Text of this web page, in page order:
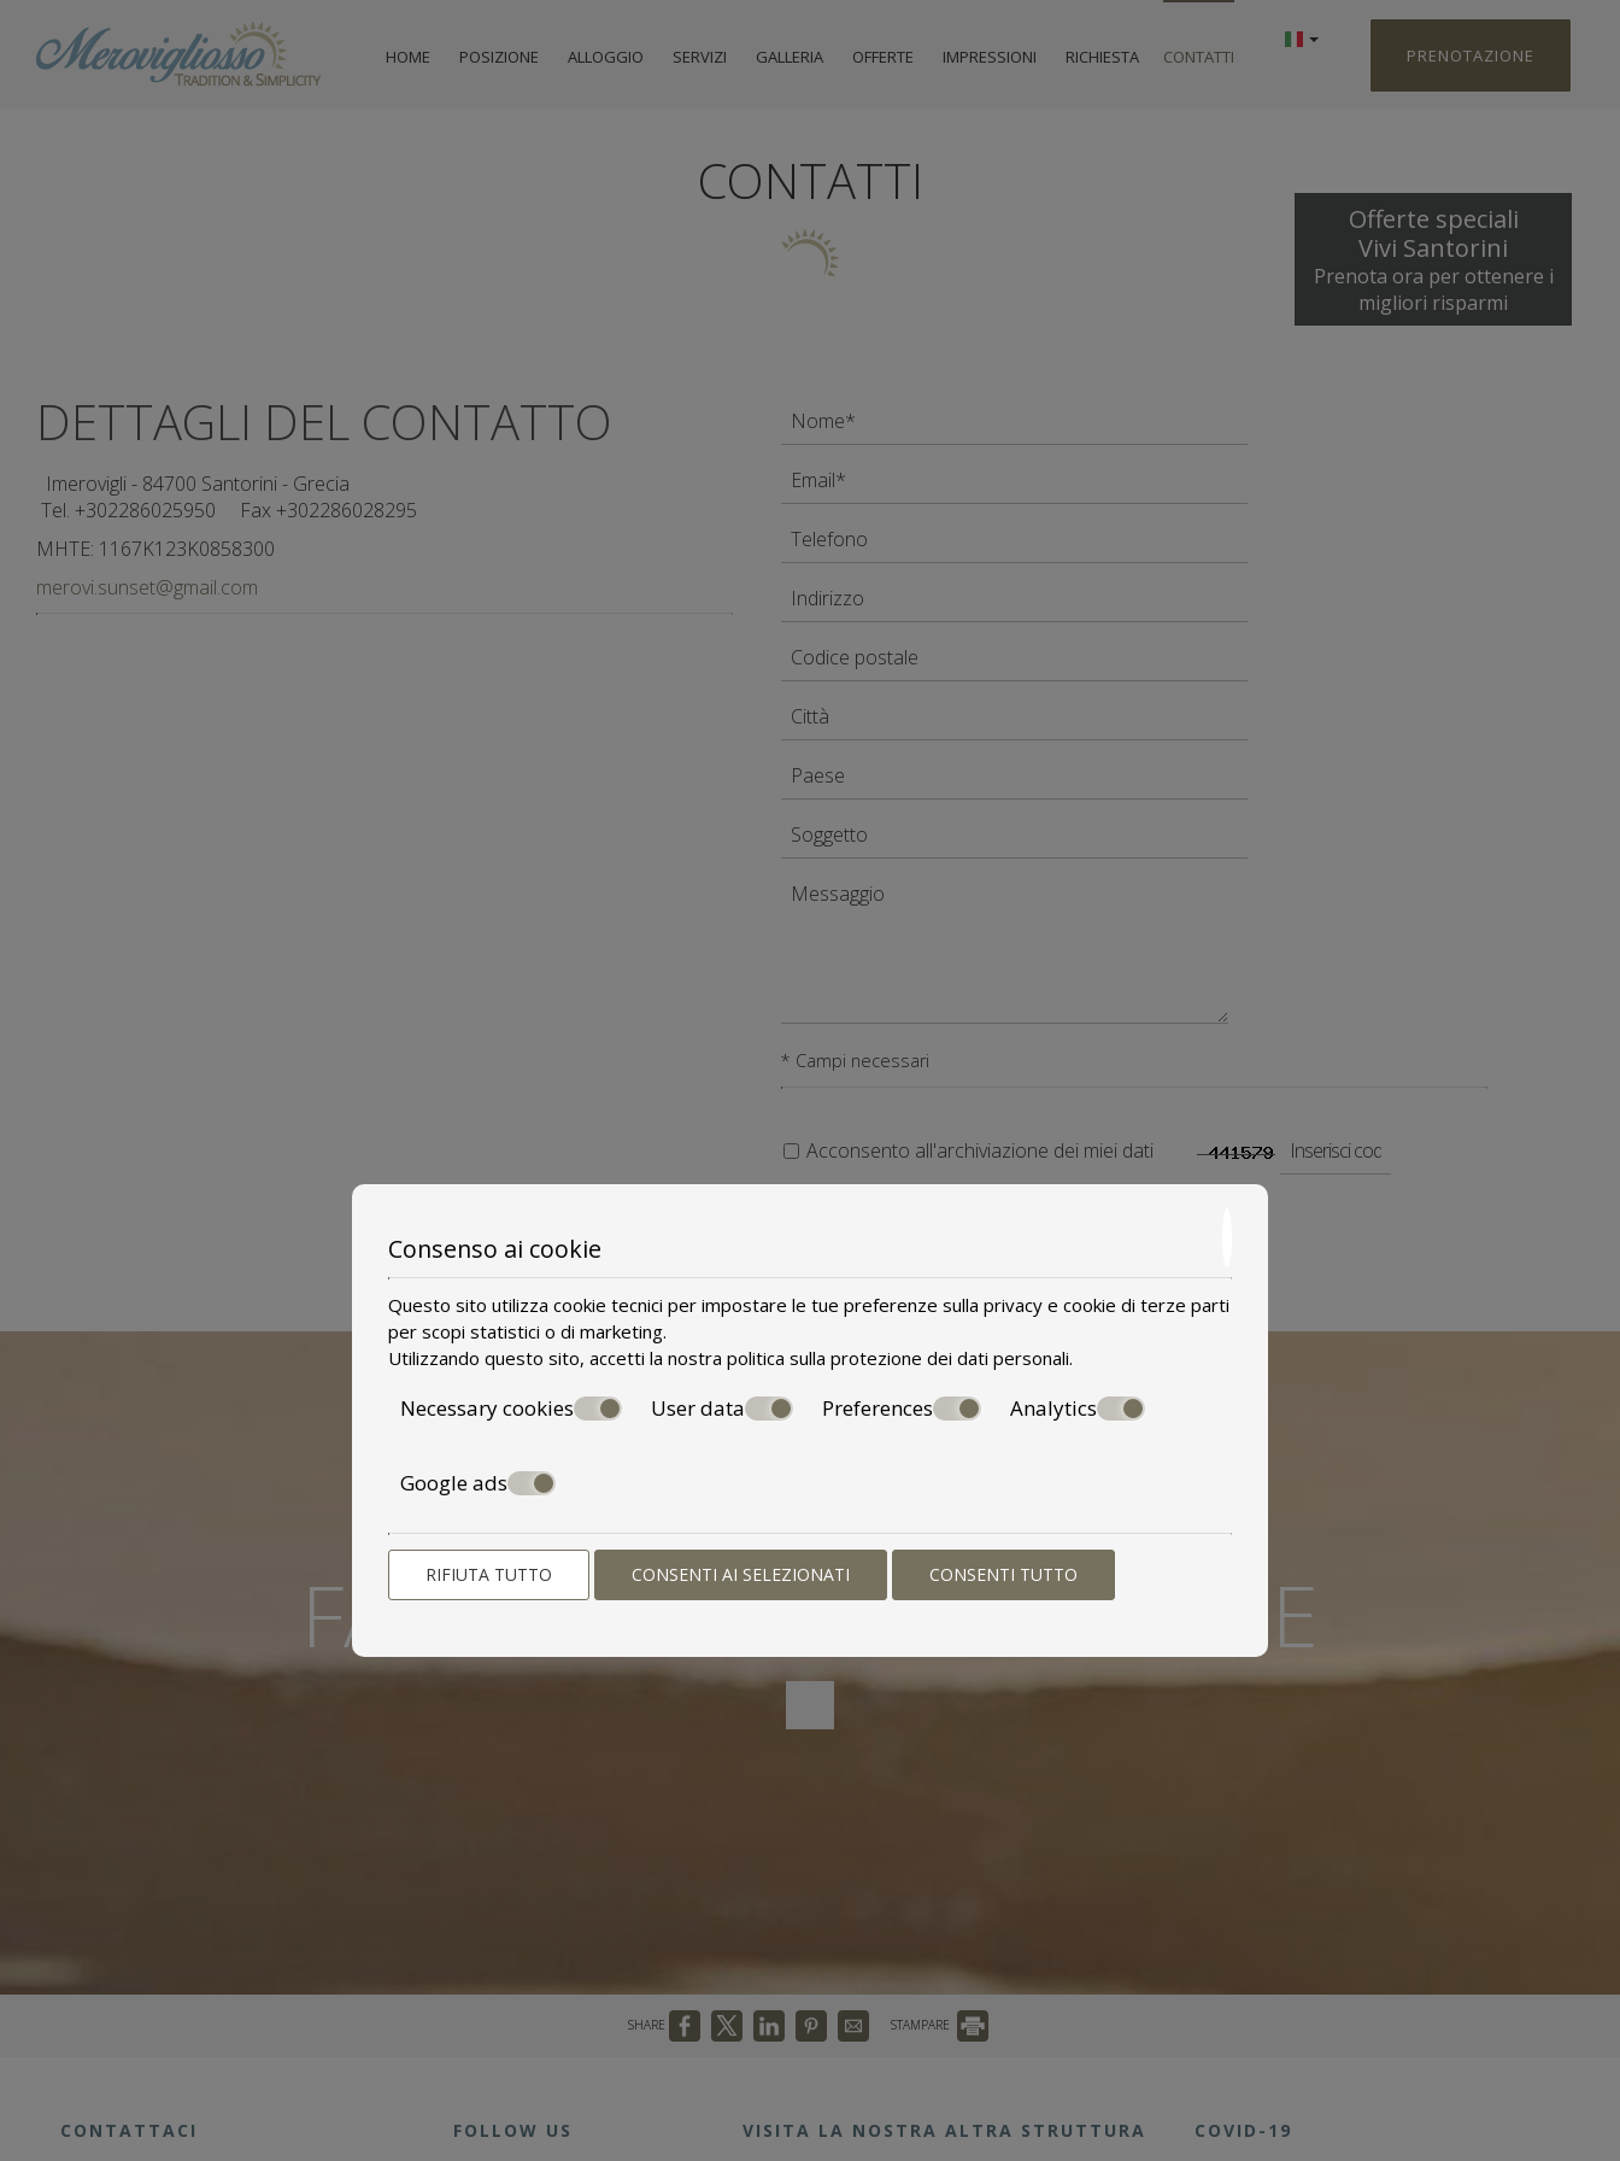
PRENOTAZIONE
HOME POSIZIONE ALLOGGIO SERVIZI GALLERIA OFFERTE IMPRESSIONI RICHIESTA CONTATTI
CONTATTI
DETTAGLI DEL CONTATTO
Imerovigli - 84700 Santorini - Grecia
Tel. +302286025950
Fax +302286028295
MHTE: 1167Κ123Κ0858300
merovi.sunset@gmail.com
* Campi necessari
Acconsento all'archiviazione dei miei dati
FARE UNA PRENOTAZIONE
SHARE STAMPARE
CONTATTACI FOLLOW US VISITA LA NOSTRA ALTRA STRUTTURA COVID-19
Offerte speciali
Vivi Santorini
Prenota ora per ottenere i
migliori risparmi
Consenso ai cookie
Questo sito utilizza cookie tecnici per impostare le tue preferenze sulla privacy e cookie di terze parti
per scopi statistici o di marketing.
Utilizzando questo sito, accetti la nostra politica sulla protezione dei dati personali.
Necessary cookies User data Preferences Analytics
Google ads
RIFIUTA TUTTO CONSENTI AI SELEZIONATI CONSENTI TUTTO